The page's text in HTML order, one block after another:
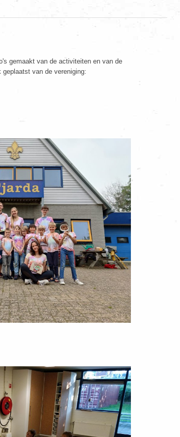
gemaakt van de activiteiten en van de
geplaatst van de vereniging: